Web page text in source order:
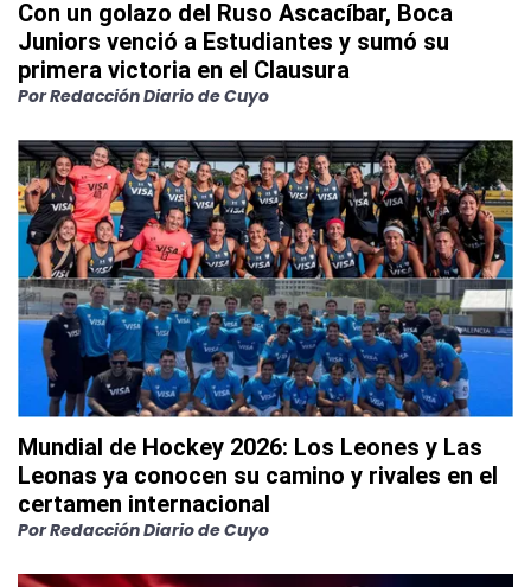
Con un golazo del Ruso Ascacíbar, Boca
Juniors venció a Estudiantes y sumó su
primera victoria en el Clausura
PorRedacción Diario de Cuyo
Mundial de Hockey 2026: Los Leones y Las
Leonas ya conocen su camino y rivales en el
certamen internacional
PorRedacción Diario de Cuyo